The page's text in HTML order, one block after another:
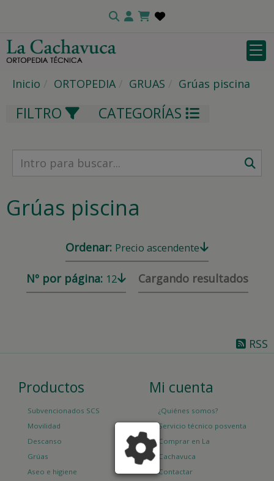
Inicio ORTOPEDIA GRUAS Grúas piscina
FILTRO CATEGORÍAS
Grúas piscina
Ordenar: Precio ascendente
Nº por página: 12 Cargando resultados
RSS
Productos
Subvencionados SCS
Movilidad
Descanso
Grúas
Aseo e higiene
Mi cuenta
¿Quiénes somos?
Servicio técnico posventa
Comprar en La
Cachavuca
Contactar